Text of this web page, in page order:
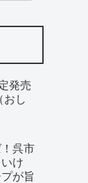
発売
おし
呉市
け
が旨